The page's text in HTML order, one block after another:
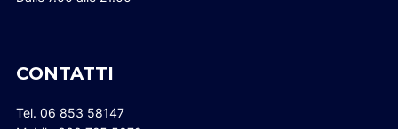
CONTATTI
Tel. 06 853 58147